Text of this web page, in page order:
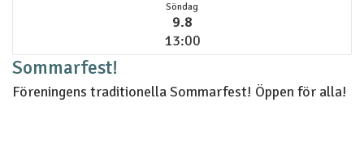
Söndag
9.8
13:00
Sommarfest!
Föreningens traditionella Sommarfest! Öppen för alla!